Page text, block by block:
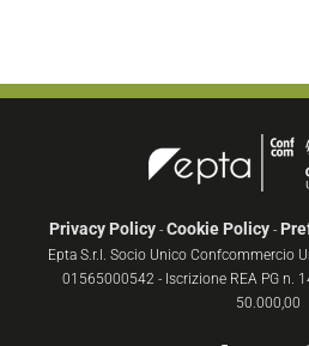
Privacy Policy- Cookie Policy-
Epta S.r.l. Socio Unico Confcommercio
01565000542 - Iscrizione REA PG n.
50.000,00